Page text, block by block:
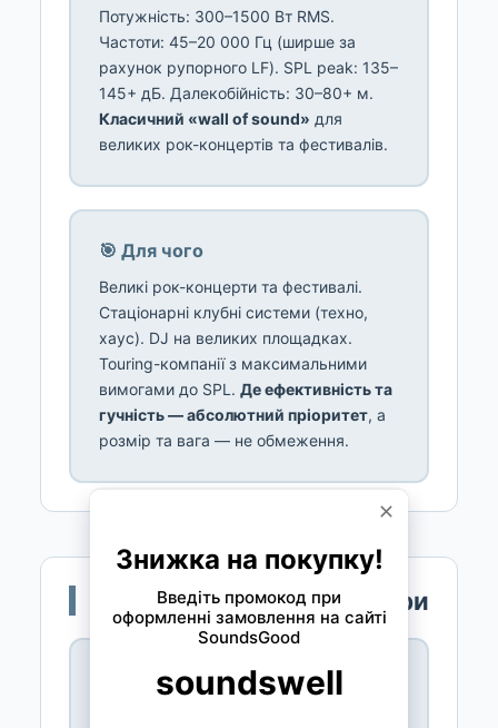
Потужність: 300–1500 Вт RMS.
Частоти: 45–20 000 Гц (ширше за
рахунок рупорного LF). SPL peak: 135–
145+ дБ. Далекобійність: 30–80+ м.
Класичний «wall of sound» для
великих рок-концертів та фестивалів.
🎯 Для чого
Великі рок-концерти та фестивалі.
Стаціонарні клубні системи (техно,
хаус). DJ на великих площадках.
Touring-компанії з максимальними
вимогами до SPL. Де ефективність та
гучність — абсолютний пріоритет, а
розмір та вага — не обмеження.
💥 Horn-Loaded сабвуфери
📐 Конструкція